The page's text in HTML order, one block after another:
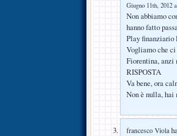
Giugno 11th, 2012
Non abbiamo
hanno fatto
Play finanziario
Vogliamo che
Fiorentina,
RISPOSTA
Va bene, ora
Non è nulla, hai
francesco Viola